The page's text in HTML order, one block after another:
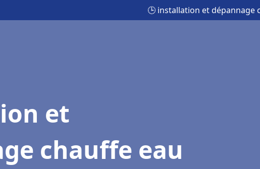
🕒 installation et dépannage
et
chauffe eau